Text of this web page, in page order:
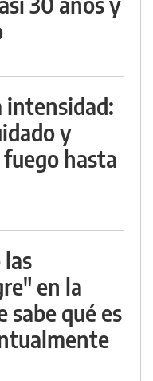
intensidad:
y
hasta
en la
sabe qué es